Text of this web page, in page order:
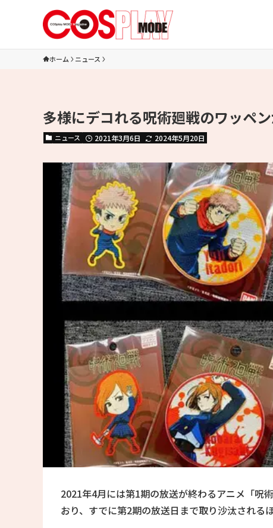
ホーム ニュース
多様にデコれる呪術廻戦のワッペ
ニュース 2021年3月6日 2024年5月20日
2021年4月には第1期の放送が終わるアニメ「呪
おり、すでに第2期の放送日まで取り沙汰される